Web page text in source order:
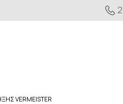
VERMEISTER